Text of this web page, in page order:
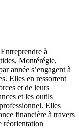
à
Montérégie,
année s’engagent à
Elles en ressortent
et de leurs
et les outils
Elles
financière à travers
réorientation